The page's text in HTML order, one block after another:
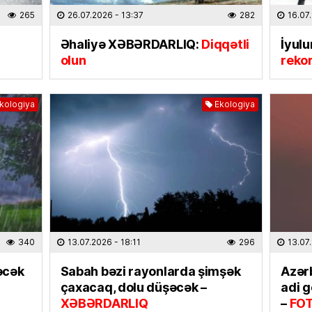
Ulduz
HADISƏ
265 26.07.2026 - 13:37 282
Əhaliyə XƏBƏRDARLIQ:Diqqətli
olun
340
Ekologiya
13.07.2026 - 18:11 296
Sabah bəzi rayonlarda şimşək
çaxacaq, dolu düşəcək –
XƏBƏRDARLIQ
adi
–